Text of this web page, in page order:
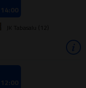
14:00
JK Tabasalu (12)
12:00